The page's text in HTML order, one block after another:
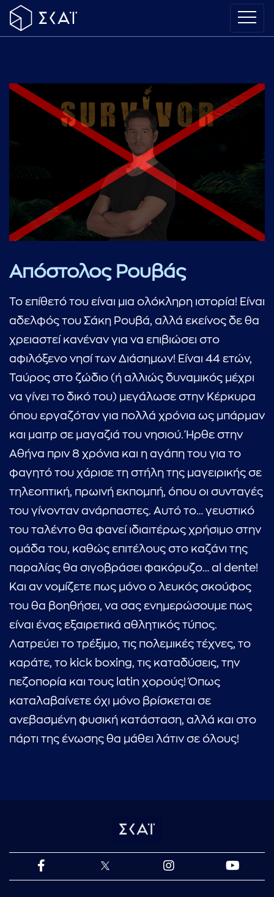
...πληκτρολογήστε κείμενο προς αναζήτηση
Απόστολος Ρουβάς
Το επίθετό του είναι μια ολόκληρη ιστορία! Είναι
αδελφός του Σάκη Ρουβά, αλλά εκείνος δε θα
χρειαστεί κανέναν για να επιβιώσει στο
αφιλόξενο νησί των Διάσημων! Είναι 44 ετών,
Ταύρος στο ζώδιο (ή αλλιώς δυναμικός μέχρι
να γίνει το δικό του) μεγάλωσε στην Κέρκυρα
όπου εργαζόταν για πολλά χρόνια ως μπάρμαν
και μαιτρ σε μαγαζιά του νησιού. Ήρθε στην
Αθήνα πριν 8 χρόνια και η αγάπη του για το
φαγητό του χάρισε τη στήλη της μαγειρικής σε
τηλεοπτική, πρωινή εκπομπή, όπου οι συνταγές
του γίνονταν ανάρπαστες. Αυτό το… γευστικό
του ταλέντο θα φανεί ιδιαιτέρως χρήσιμο στην
ομάδα του, καθώς επιτέλους στο καζάνι της
παραλίας θα σιγοβράσει φακόρυζο… al dente!
Kαι αν νομίζετε πως μόνο ο λευκός σκούφος
του θα βοηθήσει, να σας ενημερώσουμε πως
είναι ένας εξαιρετικά αθλητικός τύπος.
Λατρεύει το τρέξιμο, τις πολεμικές τέχνες, το
καράτε, το kick boxing, τις καταδύσεις, την
πεζοπορία και τους latin χορούς! Όπως
καταλαβαίνετε όχι μόνο βρίσκεται σε
ανεβασμένη φυσική κατάσταση, αλλά και στο
πάρτι της ένωσης θα μάθει λάτιν σε όλους!